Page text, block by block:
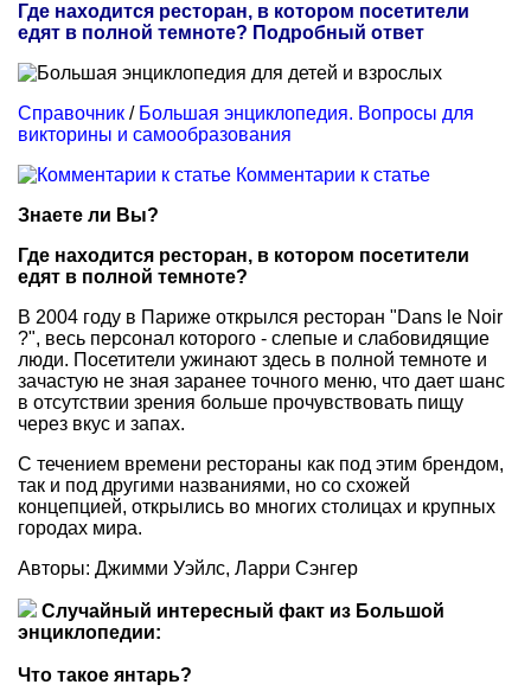
Где находится ресторан, в котором посетители
едят в полной темноте? Подробный ответ
Справочник / Большая энциклопедия. Вопросы для
викторины и самообразования
Комментарии к статье
Знаете ли Вы?
Где находится ресторан, в котором посетители
едят в полной темноте?
В 2004 году в Париже открылся ресторан "Dans le Noir
?", весь персонал которого - слепые и слабовидящие
люди. Посетители ужинают здесь в полной темноте и
зачастую не зная заранее точного меню, что дает шанс
в отсутствии зрения больше прочувствовать пищу
через вкус и запах.
С течением времени рестораны как под этим брендом,
так и под другими названиями, но со схожей
концепцией, открылись во многих столицах и крупных
городах мира.
Авторы: Джимми Уэйлс, Ларри Сэнгер
Случайный интересный факт из Большой
энциклопедии:
Что такое янтарь?